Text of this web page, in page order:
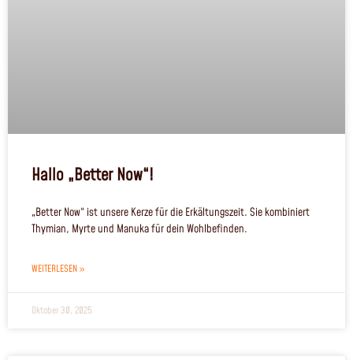
Hallo „Better Now“!
„Better Now“ ist unsere Kerze für die Erkältungszeit. Sie kombiniert
Thymian, Myrte und Manuka für dein Wohlbefinden.
WEITERLESEN »
Oktober 30, 2025